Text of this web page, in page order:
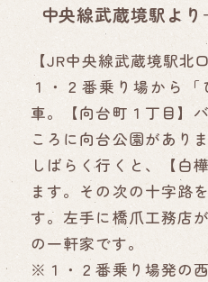
中央線武蔵境駅よ
【JR中央線武蔵境駅北
１・２番乗り場から
車。【向台町１丁目】
ころに向台公園があり
しばらく行くと、【白
ます。その次の十字路
す。左手に橋爪工務店
の一軒家です。
※１・２番乗り場発の